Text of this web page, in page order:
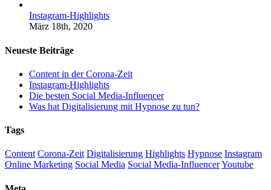
Instagram-Highlights
März 18th, 2020
Neueste Beiträge
Content in der Corona-Zeit
Instagram-Highlights
Die besten Social Media-Influencer
Was hat Digitalisierung mit Hypnose zu tun?
Tags
Content Corona-Zeit Digitalisierung Highlights Hypnose Instagram
Online Marketing Social Media Social Media-InfluencerYoutube